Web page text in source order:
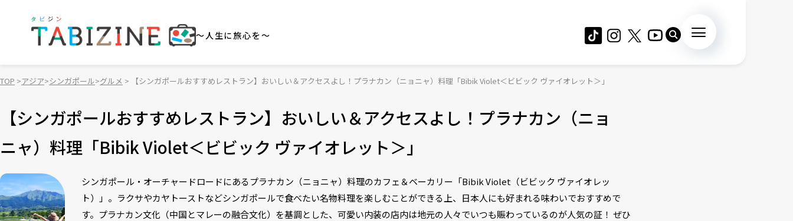
～人生に旅心を～
TOP アジア シンガポール グルメ 【シンガポールおすすめレストラン】おいしい＆アクセスよし！プラナカン（ニョニャ）料理「Bibik Violet＜ビビック ヴァイオレット＞」
【シンガポールおすすめレストラン】おいしい＆アクセスよし！プラナカン（ニョ
ニャ）料理「Bibik Violet＜ビビック ヴァイオレット＞」
シンガポール・オーチャードロードにあるプラナカン（ニョニャ）料理のカフェ＆ベーカリー「Bibik Violet（ビビック ヴァイオレッ
ト）」。ラクサやカヤトーストなどシンガポールで食べたい名物料理を楽しむことができる上、日本人にも好まれる味わいでおすすめで
す。プラナカン文化（中国とマレーの融合文化）を基調とした、可愛い内装の店内は地元の人々でいつも賑わっているのが人気の証！ ぜひ